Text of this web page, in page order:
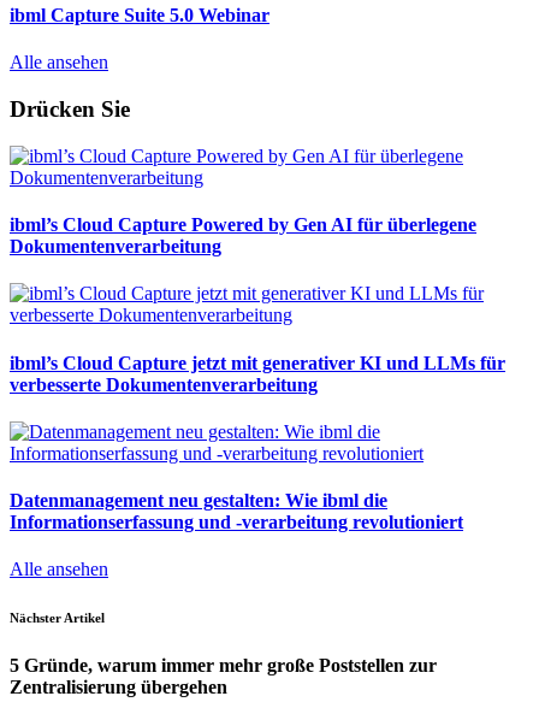
ibml Capture Suite 5.0 Webinar
Alle ansehen
Drücken Sie
ibml’s Cloud Capture Powered by Gen AI für überlegene
Dokumentenverarbeitung
ibml’s Cloud Capture jetzt mit generativer KI und LLMs für
verbesserte Dokumentenverarbeitung
Datenmanagement neu gestalten: Wie ibml die
Informationserfassung und -verarbeitung revolutioniert
Alle ansehen
Nächster Artikel
5 Gründe, warum immer mehr große Poststellen zur
Zentralisierung übergehen